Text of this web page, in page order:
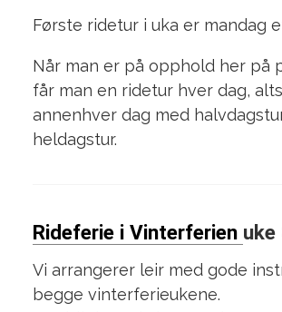
Første ridetur i uka er mandag
Når man er på opphold her på
får man en ridetur hver dag,
annenhver dag med
heldagstur.
Rideferie i Vinterferien uke
Vi arrangerer leir med gode
begge vinterferieukene.